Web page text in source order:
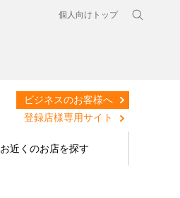
個人向けトップ
ビジネスのお客様へ
登録店様専用サイト
お近くのお店を探す